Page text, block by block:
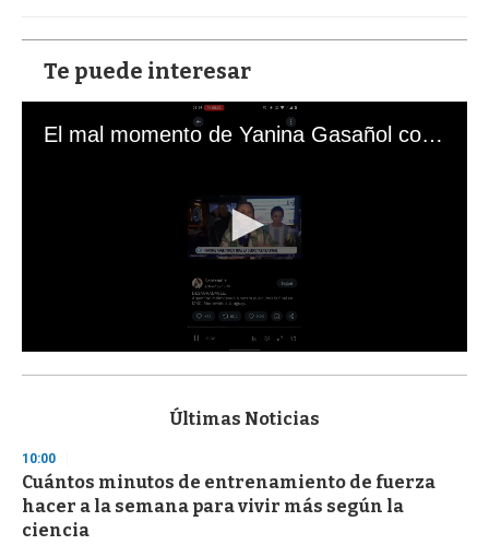
Te puede interesar
El mal momento de Yanina Gasañol con un hincha argentino en "Subrayado"
s
d
s
o
f
3
Últimas Noticias
10:00
Cuántos minutos de entrenamiento de fuerza
hacer a la semana para vivir más según la
ciencia